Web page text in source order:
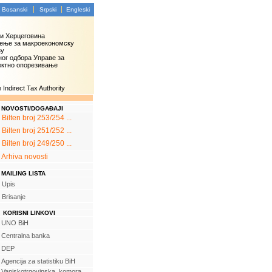
Bosanski Srpski Engleski
Херцеговина
за макроекономску
одбора Управе за
опорезивање
Tax Authority
NOVOSTI/DOGAĐAJI
Bilten broj 253/254 ...
Bilten broj 251/252 ...
Bilten broj 249/250 ...
Arhiva novosti
MAILING LISTA
Upis
Brisanje
KORISNI LINKOVI
UNO BiH
Centralna banka
DEP
Agencija za statistiku BiH